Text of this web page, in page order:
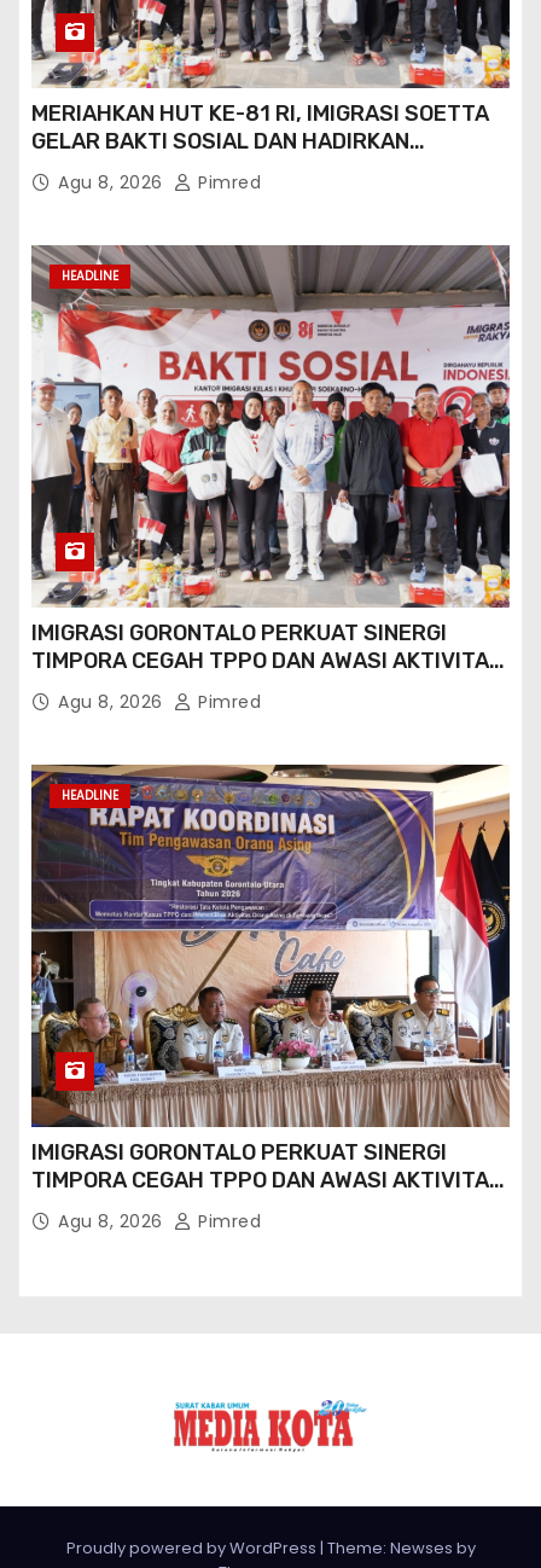
MERIAHKAN HUT KE-81 RI, IMIGRASI SOETTA
GELAR BAKTI SOSIAL DAN HADIRKAN
LAYANAN PASPOR DI AKHIR PEKAN
Agu 8, 2026 Pimred
HEADLINE
IMIGRASI GORONTALO PERKUAT SINERGI
TIMPORA CEGAH TPPO DAN AWASI AKTIVITAS
ORANG ASING DI GORONTALO UTARA
Agu 8, 2026 Pimred
HEADLINE
IMIGRASI GORONTALO PERKUAT SINERGI
TIMPORA CEGAH TPPO DAN AWASI AKTIVITAS
ORANG ASING DI GORONTALO UTARA
Agu 8, 2026 Pimred
Proudly powered by WordPress | Theme: Newses by